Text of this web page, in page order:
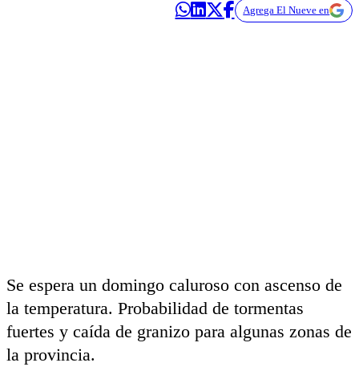
Agrega El Nueve en
Se espera un domingo caluroso con ascenso de
la temperatura. Probabilidad de tormentas
fuertes y caída de granizo para algunas zonas de
la provincia.